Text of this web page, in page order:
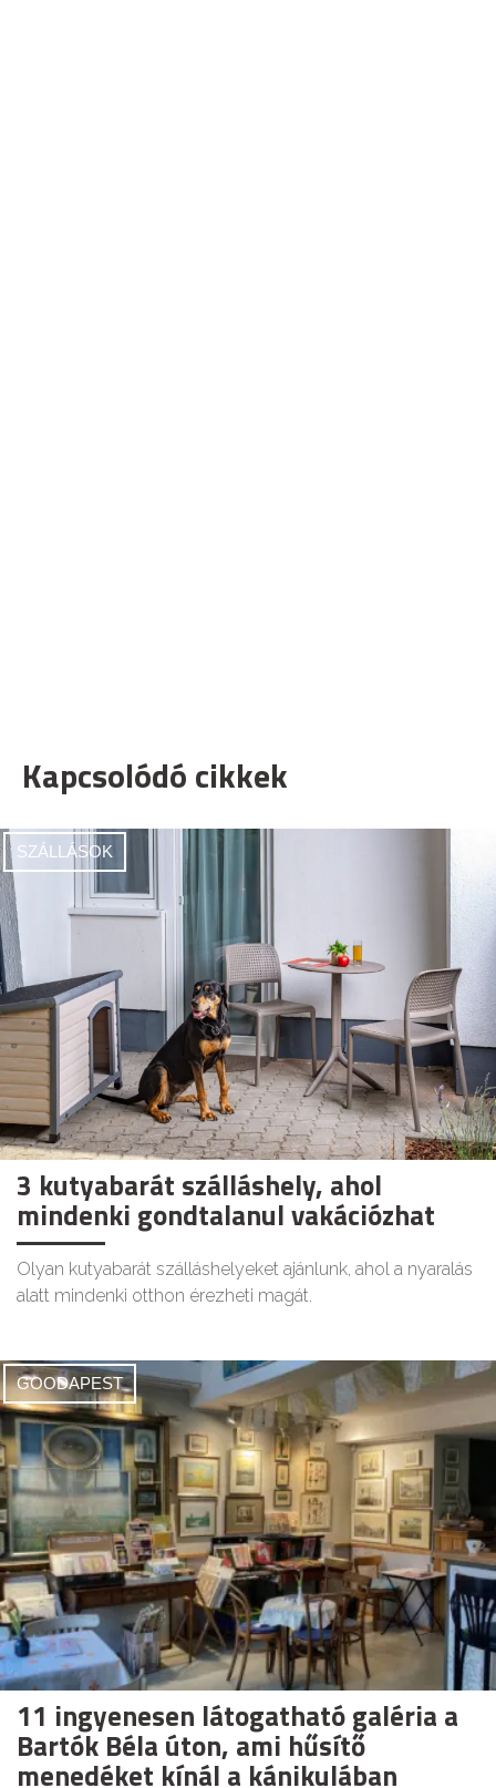
Kapcsolódó cikkek
SZÁLLÁSOK
3 kutyabarát szálláshely, ahol
mindenki gondtalanul vakációzhat
Olyan kutyabarát szálláshelyeket ajánlunk, ahol a nyaralás
alatt mindenki otthon érezheti magát.
GOODAPEST
11 ingyenesen látogatható galéria a
Bartók Béla úton, ami hűsítő
menedéket kínál a kánikulában